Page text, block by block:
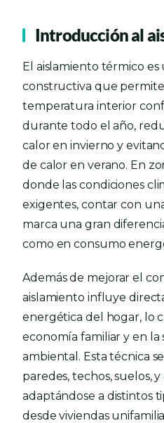
Introducción al
El aislamiento térmico es
constructiva que
temperatura interior
durante todo el año,
calor en invierno y
de calor en verano. En
donde las condiciones
exigentes, contar con
marca una gran
como en consumo
Además de mejorar el
aislamiento influye
energética del hogar, lo
economía familiar y en la
ambiental. Esta técnica
paredes, techos, suelos,
adaptándose a distintos
desde viviendas